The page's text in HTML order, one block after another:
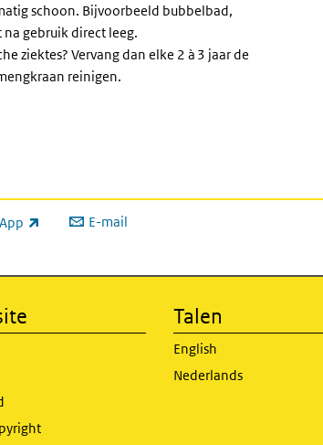
schoon. Bijvoorbeeld bubbelbad,
gebruik direct leeg.
ziektes? Vervang dan elke 2 à 3 jaar de
reinigen.
E-mail
Talen
English
Nederlands